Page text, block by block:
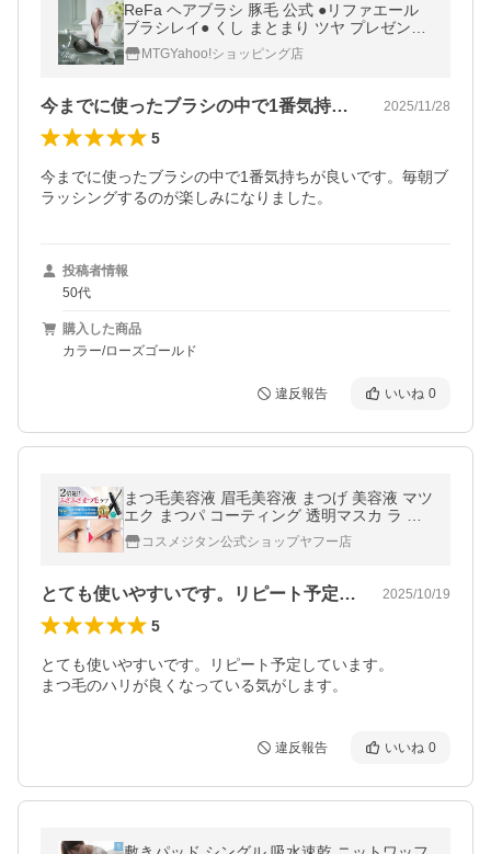
ReFa ヘアブラシ 豚毛 公式 ●リファエール
ブラシレイ● くし まとまり ツヤ プレゼント
絡まない ダメージ
MTGYahoo!ショッピング店
今までに使ったブラシの中で1番気持ちが… 2025/11/28
5
今までに使ったブラシの中で1番気持ちが良いです。毎朝ブ
ラッシングするのが楽しみになりました。
投稿者情報
50代
購入した商品
カラー/ローズゴールド
違反報告 いいね 0
まつ毛美容液 眉毛美容液 まつげ 美容液 マツ
エク まつパ コーティング 透明マスカ ラ マ
スカラ下地 クリアマスカラ アイパワーセラ
ム 2本 爆買
コスメジタン公式ショップヤフー店
とても使いやすいです。リピート予定して… 2025/10/19
5
とても使いやすいです。リピート予定しています。
まつ毛のハリが良くなっている気がします。
違反報告 いいね 0